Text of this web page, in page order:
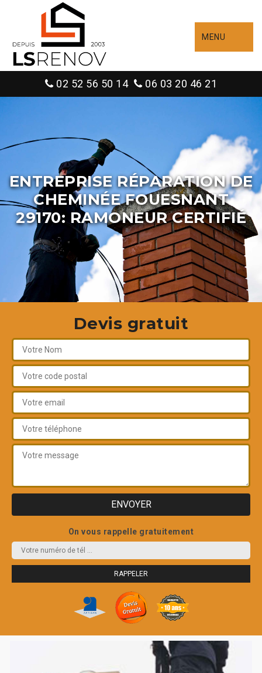
MENU
02 52 56 50 14 06 03 20 46 21
ENTREPRISE RÉPARATION DE
CHEMINÉE FOUESNANT
29170: RAMONEUR CERTIFIÉ
Devis gratuit
On vous rappelle gratuitement